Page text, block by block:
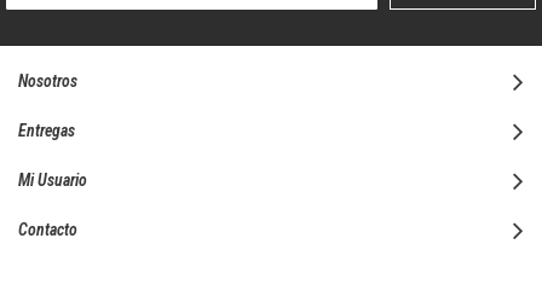
boletín
Nosotros
Entregas
Mi Usuario
Contacto